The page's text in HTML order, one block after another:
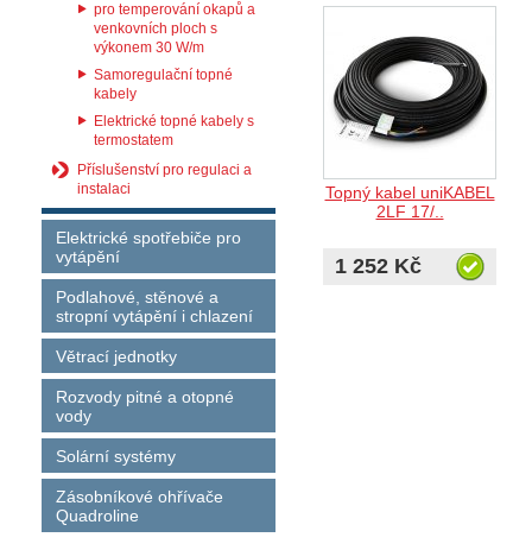
pro temperování okapů a
venkovních ploch s
výkonem 30 W/m
Samoregulační topné
kabely
Elektrické topné kabely s
termostatem
Příslušenství pro regulaci a
instalaci
Elektrické spotřebiče pro
vytápění
Podlahové, stěnové a
stropní vytápění i chlazení
Větrací jednotky
Rozvody pitné a otopné
vody
Solární systémy
Zásobníkové ohřívače
Quadroline
Topný kabel uniKABEL
2LF 17/..
1 252 Kč